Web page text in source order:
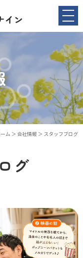
ム ＞ 会社情報 ＞ スタッフブログ
グ